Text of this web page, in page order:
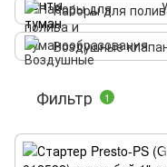
Наборы для
Воздушные
Фильтр 1